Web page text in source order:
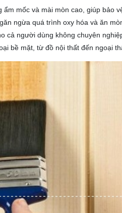
ẩm mốc và mài mòn cao, giúp bảo
ngừa quá trình oxy hóa và ăn
cả người dùng không chuyên
bề mặt, từ đồ nội thất đến ngoại